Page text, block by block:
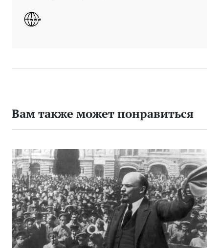
Вам также может понравиться